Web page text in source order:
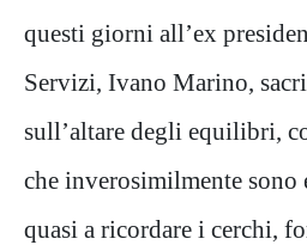
questi giorni all’ex
Servizi, Ivano Marino,
sull’altare degli equilibri,
che inverosimilmente sono
quasi a ricordare i cerchi,